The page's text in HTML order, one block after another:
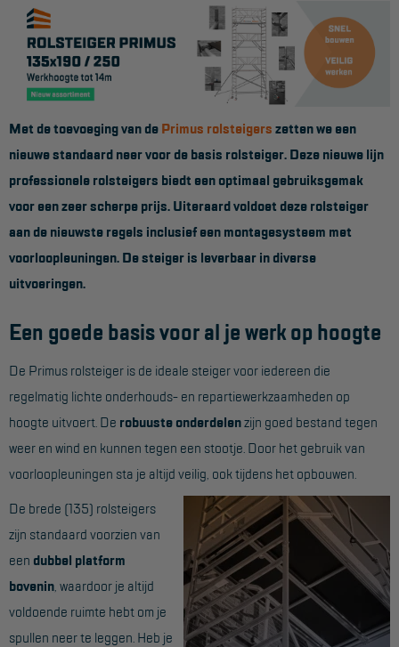
Werkbordes
Magazijntrap
Trailertrap
Trap accessoires
Schraag
VALBEVEILIGING
Veiligheid sets
Harnas gordels
Anker middelen
Reddingsmiddelen
ACTIES
CombiDeals
MAATWERK
VERHUUR
Met de toevoeging van dePrimus rolsteigerszetten we een
nieuwe standaard neer voor de basis rolsteiger. Deze nieuwe lijn
professionele rolsteigers biedt een optimaal gebruiksgemak
voor een zeer scherpe prijs. Uiteraard voldoet deze rolsteiger
aan de nieuwste regels inclusief een montagesysteem met
voorloopleuningen. De steiger is leverbaar in diverse
uitvoeringen.
Een goede basis voor al je werk op hoogte
De Primus rolsteiger is de ideale steiger voor iedereen die
regelmatig lichte onderhouds- en repartiewerkzaamheden op
hoogte uitvoert. De robuuste onderdelenzijn goed bestand tegen
weer en wind en kunnen tegen een stootje. Door het gebruik van
voorloopleuningen sta je altijd veilig, ook tijdens het opbouwen.
De brede (135) rolsteigers
zijn standaard voorzien van
een dubbel platform
bovenin , waardoor je altijd
voldoende ruimte hebt om je
spullen neer te leggen. Heb je